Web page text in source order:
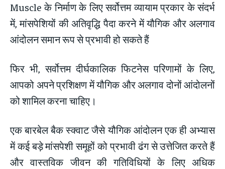
Muscle के निर्माण के लिए सर्वोत्तम व्यायाम प्रकार के संदर्भ
में, मांसपेशियों की अतिवृद्धि पैदा करने में यौगिक और अलगाव
आंदोलन समान रूप से प्रभावी हो सकते हैं
फिर भी, सर्वोत्तम दीर्घकालिक फिटनेस परिणामों के लिए,
आपको अपने प्रशिक्षण में यौगिक और अलगाव दोनों आंदोलनों
को शामिल करना चाहिए।
एक बारबेल बैक स्क्वाट जैसे यौगिक आंदोलन एक ही अभ्यास
में कई बड़े मांसपेशी समूहों को प्रभावी ढंग से उत्तेजित करते हैं
और वास्तविक जीवन की गतिविधियों के लिए अधिक